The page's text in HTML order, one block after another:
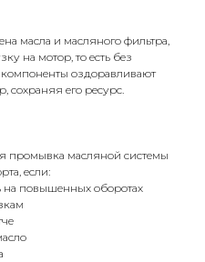
масла и масляного фильтра,
на мотор, то есть без
оздоравливают
сохраняя его ресурс.
промывка масляной системы
если:
на повышенных оборотах